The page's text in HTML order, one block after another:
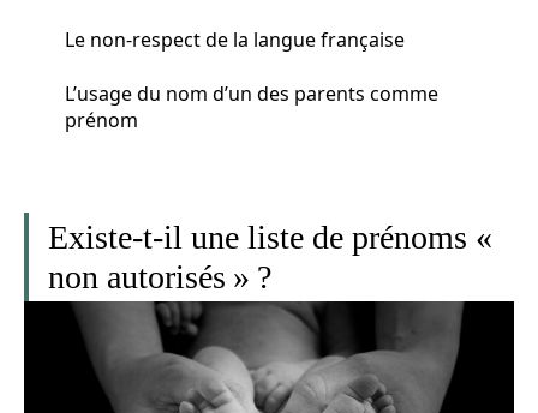
Le non-respect de la langue française
L’usage du nom d’un des parents comme
prénom
Existe-t-il une liste de prénoms «
non autorisés » ?